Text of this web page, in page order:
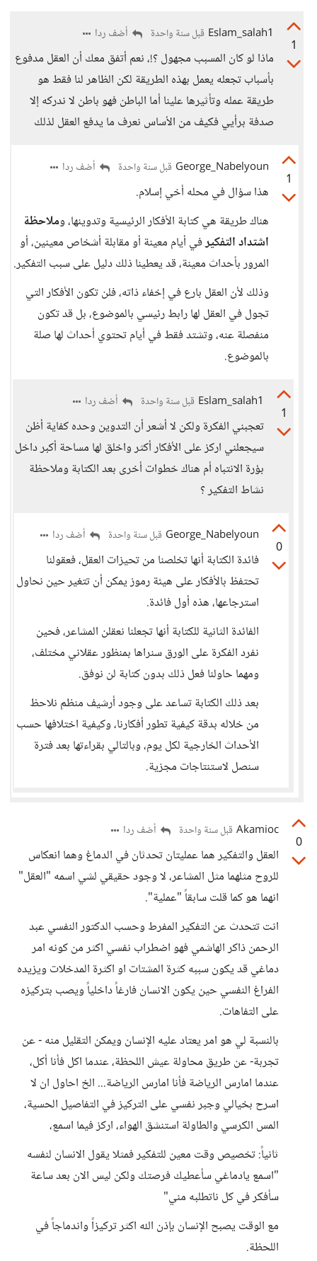
1
Eslam_salah1 قبل سنة واحدة أضف ردا
ماذا لو كان المسبب مجهول ؟!، نعم أتفق معك أن العقل مدفوع
بأسباب تجعله يعمل بهذه الطريقة لكن الظاهر لنا فقط هو
طريقة عمله وتأثيرها علينا أما الباطن فهو باطن لا ندركه إلا
صدفة برأيي فكيف من الأساس نعرف ما يدفع العقل لذلك
1
George_Nabelyoun قبل سنة واحدة أضف ردا
هذا سؤال في محله أخي إسلام.
هناك طريقة هي كتابة الأفكار الرئيسية وتدوينها، وملاحظة
اشتداد التفكيرفي أيام معينة أو مقابلة أشخاص معينين، أو
المرور بأحداث معينة، قد يعطينا ذلك دليل على سبب التفكير.
وذلك لأن العقل بارع في إخفاء ذاته، فلن تكون الأفكار التي
تجول في العقل لها رابط رئيسي بالموضوع، بل قد تكون
منفصلة عنه، وتشتد فقط في أيام تحتوي أحداث لها صلة
بالموضوع.
1
Eslam_salah1 قبل سنة واحدة أضف ردا
تعجبني الفكرة ولكن لا أشعر أن التدوين وحده كفاية أظن
سيجعلني اركز على الأفكار أكثر واخلق لها مساحة أكبر داخل
بؤرة الانتباه أم هناك خطوات أخرى بعد الكتابة وملاحظة
نشاط التفكير ؟
0
George_Nabelyoun قبل سنة واحدة أضف ردا
فائدة الكتابة أنها تخلصنا من تحيزات العقل، فعقولنا
تحتفظ بالأفكار على هيئة رموز يمكن أن تتغير حين نحاول
استرجاعها، هذه أول فائدة.
الفائدة الثانية للكتابة أنها تجعلنا نعقلن المشاعر، فحين
نفرد الفكرة على الورق سنراها بمنظور عقلاني مختلف،
ومهما حاولنا فعل ذلك بدون كتابة لن نوفق.
بعد ذلك الكتابة تساعد على وجود أرشيف منظم نلاحظ
من خلاله بدقة كيفية تطور أفكارنا، وكيفية اختلافها حسب
الأحداث الخارجية لكل يوم، وبالتالي بقراءتها بعد فترة
سنصل لاستنتاجات مجزية.
0
Akamioc قبل سنة واحدة أضف ردا
العقل والتفكير هما عمليتان تحدثان في الدماغ وهما انعكاس
للروح مثلهما مثل المشاعر، لا وجود حقيقي لشي اسمه "العقل"
انهما هو كما قلت سابقاََ "عملية".
انت تتحدث عن التفكير المفرط وحسب الدكتور النفسي عبد
الرحمن ذاكر الهاشمي فهو اضطراب نفسي اكثر من كونه امر
دماغي قد يكون سببه كثرة المشتات او اكثرة المدخلات ويزيده
الفراغ النفسي حين يكون الانسان فارغاً داخلياً ويصب بتركيزه
على التفاهات.
بالنسبة لي هو امر يعتاد عليه الإنسان ويمكن التقليل منه - عن
تجربة- عن طريق محاولة عيش اللحظة، عندما اكل فأنا أكل،
عندما امارس الرياضة فأنا امارس الرياضة... الخ احاول ان لا
اسرح بخيالي وجبر نفسي على التركيز في التفاصيل الحسية،
المس الكرسي والطاولة استنشق الهواء، اركز فيما اسمع،
ثانياً: تخصيص وقت معين للتفكير فمثلا يقول الانسان لنفسه
"اسمع يادماغي سأعطيك فرصتك ولكن ليس الان بعد ساعة
سأفكر في كل ناتطلبه مني"
مع الوقت يصبح الإنسان بإذن الله اكثر تركيزاً واندماجاً في
اللحظة.